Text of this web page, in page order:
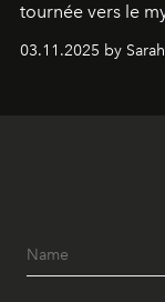
tournée vers le
l'un de ses
03.11.2025 by